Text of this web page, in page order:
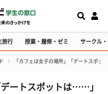
旅行 授業・履修・ゼミ サークル
「カフェは女子の場所」「デートスポ
デートスポットは……」